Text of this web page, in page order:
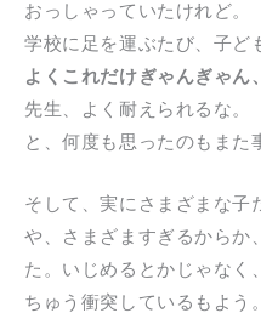
おっしゃっていたけれど。
学校に足を運ぶたび、子ど
よくこれだけぎゃんぎゃん
先生、よく耐えられるな。
と、何度も思ったのもまた
そして、実にさまざまな子
や、さまざますぎるからか
た。いじめるとかじゃなく
ちゅう衝突しているもよう。